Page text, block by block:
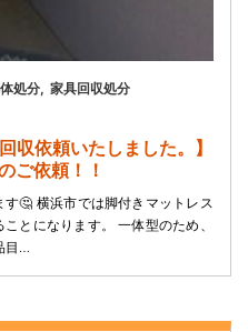
処分 家具回収処分
収依頼いたしました。】
ご依頼！！
🤔 横浜市では脚付きマットレス
とになります。 一体型のため、
…